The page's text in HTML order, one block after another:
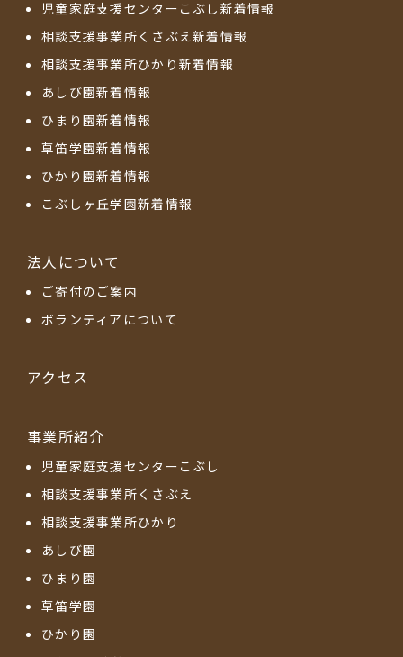
児童家庭支援センターこぶし新着情報
相談支援事業所くさぶえ新着情報
相談支援事業所ひかり新着情報
あしび園新着情報
ひまり園新着情報
草笛学園新着情報
ひかり園新着情報
こぶしヶ丘学園新着情報
法人について
ご寄付のご案内
ボランティアについて
アクセス
事業所紹介
児童家庭支援センターこぶし
相談支援事業所くさぶえ
相談支援事業所ひかり
あしび園
ひまり園
草笛学園
ひかり園